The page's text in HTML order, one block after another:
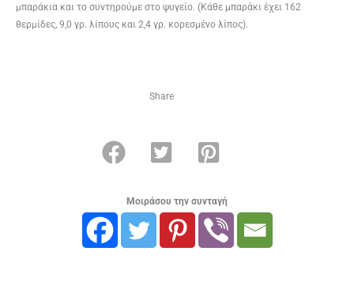
μπαράκια και το συντηρούμε στο ψυγείο. (Κάθε μπαράκι έχει 162
θερμίδες, 9,0 γρ. λίπους και 2,4 γρ. κορεσμένο λίπος).
Share
Μοιράσου την συνταγή